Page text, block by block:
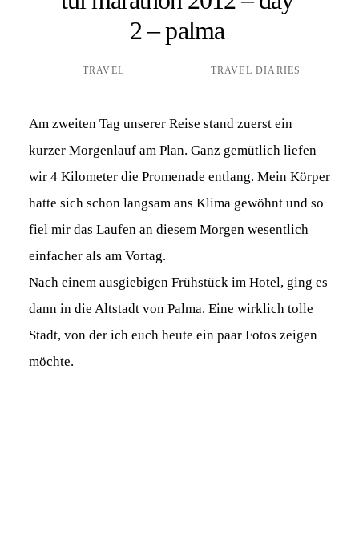
2 – palma
TRAVEL TRAVEL DIARIES
Am zweiten Tag unserer Reise stand zuerst ein
kurzer Morgenlauf am Plan. Ganz gemütlich liefen
wir 4 Kilometer die Promenade entlang. Mein Körper
hatte sich schon langsam ans Klima gewöhnt und so
fiel mir das Laufen an diesem Morgen wesentlich
einfacher als am Vortag.
Nach einem ausgiebigen Frühstück im Hotel, ging es
dann in die Altstadt von Palma. Eine wirklich tolle
Stadt, von der ich euch heute ein paar Fotos zeigen
möchte.